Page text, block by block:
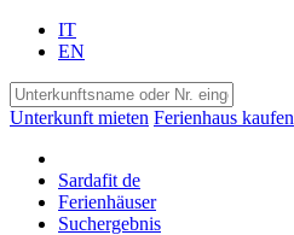
IT
EN
Unterkunft mieten Ferienhaus kaufen
Sardafit de
Ferienhäuser
Suchergebnis